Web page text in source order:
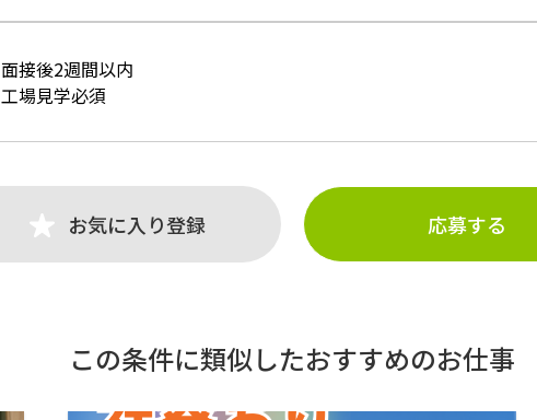
面接後2週間以内
工場見学必須
お気に入り登録 応募する
この条件に類似したおすすめのお仕事